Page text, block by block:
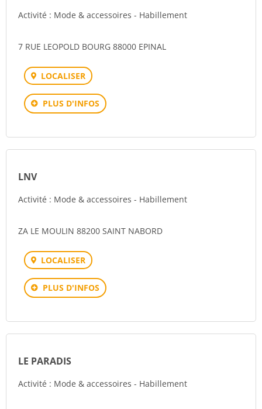
Activité : Mode & accessoires - Habillement
7 RUE LEOPOLD BOURG 88000 EPINAL
LOCALISER
PLUS D'INFOS
LNV
Activité : Mode & accessoires - Habillement
ZA LE MOULIN 88200 SAINT NABORD
LOCALISER
PLUS D'INFOS
LE PARADIS
Activité : Mode & accessoires - Habillement